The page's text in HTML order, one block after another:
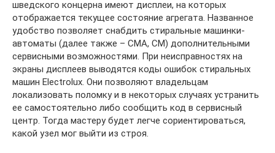
шведского концерна имеют дисплеи, на которых
отображается текущее состояние агрегата. Названное
удобство позволяет снабдить стиральные машинки-
автоматы (далее также – СМА, СМ) дополнительными
сервисными возможностями. При неисправностях на
экраны дисплеев выводятся коды ошибок стиральных
машин Electrolux. Они позволяют владельцам
локализовать поломку и в некоторых случаях устранить
ее самостоятельно либо сообщить код в сервисный
центр. Тогда мастеру будет легче сориентироваться,
какой узел мог выйти из строя.